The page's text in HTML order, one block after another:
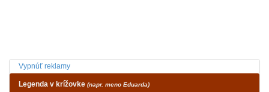
Vypnúť reklamy
Legenda v krížovke (napr. meno Eduarda)